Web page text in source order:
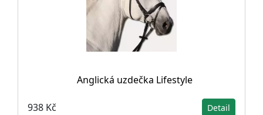
Anglická uzdečka Lifestyle
938 Kč Detail